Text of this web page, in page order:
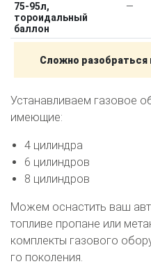
75-95л,
тороидальный
баллон
—
Сложно разобраться
Устанавливаем газовое
имеющие:
4 цилиндра
6 цилиндров
8 цилиндров
Можем оснастить ваш
топливе пропане или
комплекты газового
го поколения.